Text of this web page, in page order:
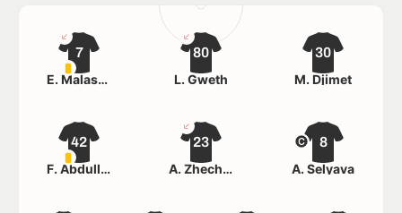
42
F. Abdullahi
23
A. Zhechko
8
A. Selyava
7
E. Malashevich
80
L. Gweth
30
M. Djimet